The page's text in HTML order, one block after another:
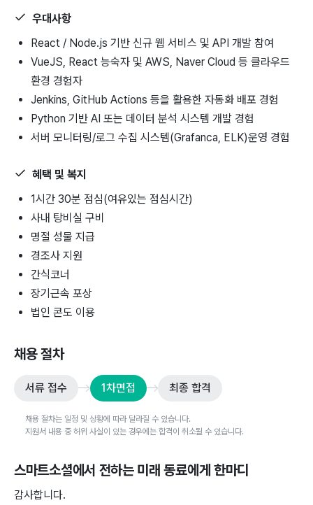
우대사항
React / Node.js 기반 신규 웹 서비스 및 API 개발 참여
VueJS, React 능숙자 및 AWS, Naver Cloud 등 클라우드
환경 경험자
Jenkins, GitHub Actions 등을 활용한 자동화 배포 경험
Python 기반 AI 또는 데이터 분석 시스템 개발 경험
서버 모니터링/로그 수집 시스템(Grafanca, ELK)운영 경험
혜택 및 복지
1시간 30분 점심(여유있는 점심시간)
사내 탕비실 구비
명절 성물 지급
경조사 지원
간식코너
장기근속 포상
법인 콘도 이용
채용 절차
서류 접수 1차면접 최종 합격
채용 절차는 일정 및 상황에 따라 달라질 수 있습니다.
지원서 내용 중 허위 사실이 있는 경우에는 합격이 취소될 수 있습니다.
스마트소셜에서 전하는 미래 동료에게 한마디
감사합니다.